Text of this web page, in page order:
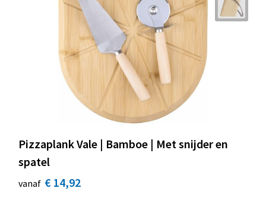
Pizzaplank Vale | Bamboe | Met snijder en
spatel
vanaf € 14,92